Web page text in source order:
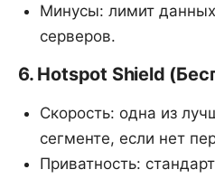
Минусы: лимит
серверов.
6. Hotspot Shield
Скорость: одна из
сегменте, если нет
Приватность: